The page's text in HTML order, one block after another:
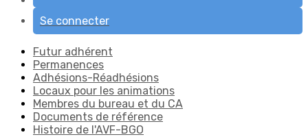
Se connecter
Futur adhérent
Permanences
Adhésions-Réadhésions
Locaux pour les animations
Membres du bureau et du CA
Documents de référence
Histoire de l'AVF-BGO